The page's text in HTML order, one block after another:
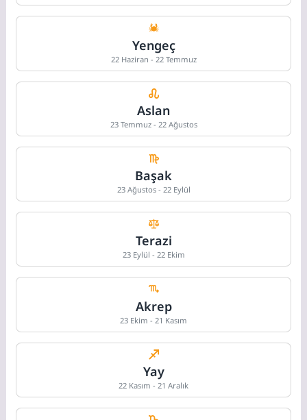
Yengeç
22 Haziran - 22 Temmuz
Aslan
23 Temmuz - 22 Ağustos
Başak
23 Ağustos - 22 Eylül
Terazi
23 Eylül - 22 Ekim
Akrep
23 Ekim - 21 Kasım
Yay
22 Kasım - 21 Aralık